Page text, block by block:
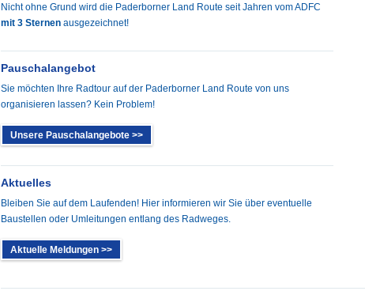
Nicht ohne Grund wird die Paderborner Land Route seit Jahren vom ADFC
mit 3 Sternenausgezeichnet!
Pauschalangebot
Sie möchten Ihre Radtour auf der Paderborner Land Route von uns
organisieren lassen? Kein Problem!
Unsere Pauschalangebote >>
Aktuelles
Bleiben Sie auf dem Laufenden! Hier informieren wir Sie über eventuelle
Baustellen oder Umleitungen entlang des Radweges.
Aktuelle Meldungen >>